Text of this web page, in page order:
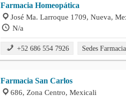
Farmacia Homeopática
José Ma. Larroque 1709, Nueva,
N/a
+52 686 554 7926 Sedes
Farmacia San Carlos
686, Zona Centro, Mexicali